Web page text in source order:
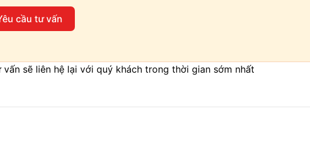
cầu tư vấn
sẽ liên hệ lại với quý khách trong thời gian sớm nhất